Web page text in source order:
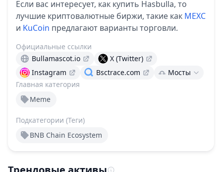
Если вас интересует, как купить Hasbulla, то
лучшие криптовалютные биржи, такие как MEXC
и KuCoin предлагают варианты торговли.
Главная категория
Meme
Подкатегории (Теги)
BNB Chain Ecosystem
Официальные ссылки
Bullamascot.io
X (Twitter)
Instagram
Bsctrace.com Мосты